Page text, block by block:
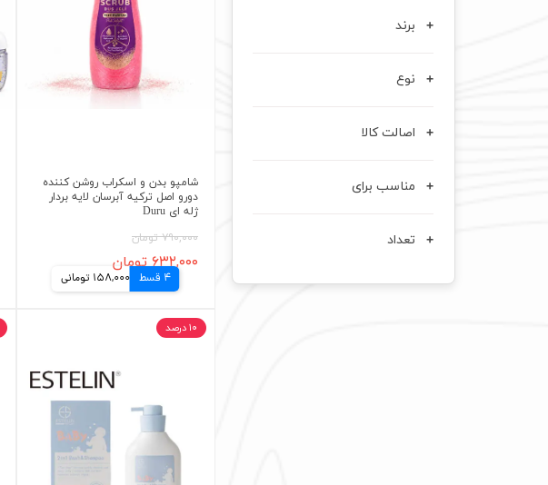
برند
نوع
اصالت کالا
مناسب برای
تعداد
شامپو بدن و اسکراب روشن کننده
دورو اصل ترکیه آبرسان لایه بردار
ژله ای Duru
۷۹۰,۰۰۰ تومان
۶۳۲,۰۰۰ تومان
4 قسط 158,000 تومانی
۱۰ درصد